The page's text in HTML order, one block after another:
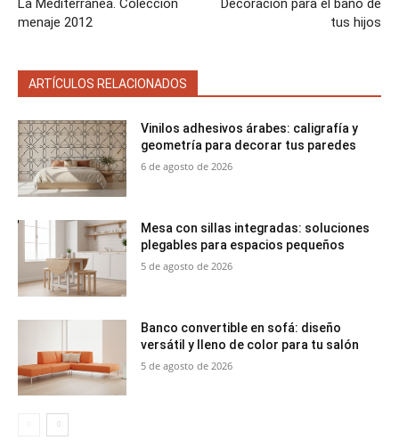
La Mediterránea. Colección
menaje 2012
Decoración para el baño de
tus hijos
ARTÍCULOS RELACIONADOS
Vinilos adhesivos árabes: caligrafía y
geometría para decorar tus paredes
6 de agosto de 2026
Mesa con sillas integradas: soluciones
plegables para espacios pequeños
5 de agosto de 2026
Banco convertible en sofá: diseño
versátil y lleno de color para tu salón
5 de agosto de 2026